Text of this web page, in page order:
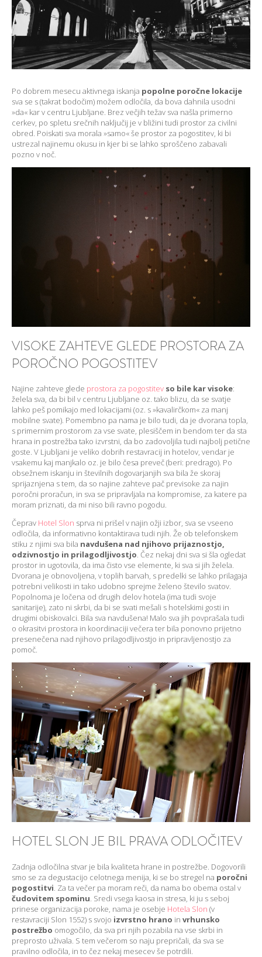
Po dobrem mesecu aktivnega iskanja popolne poročne lokacije
sva se s (takrat bodočim) možem odločila, da bova dahnila usodni
»da« kar v centru Ljubljane. Brez večjih težav sva našla primerno
cerkev, po spletu srečnih naključij je v bližini tudi prostor za civilni
obred. Poiskati sva morala »samo« še prostor za pogostitev, ki bi
ustrezal najinemu okusu in kjer bi se lahko sproščeno zabavali
pozno v noč.
VISOKE ZAHTEVE GLEDE PROSTORA ZA
POROČNO POGOSTITEV
Najine zahteve glede prostora za pogostitev so bile kar visoke:
želela sva, da bi bil v centru Ljubljane oz. tako blizu, da se svatje
lahko peš pomikajo med lokacijami (oz. s »kavalirčkom« za manj
mobilne svate). Pomembno pa nama je bilo tudi, da je dvorana topla,
s primernim prostorom za vse svate, plesiščem in bendom ter da sta
hrana in postrežba tako izvrstni, da bo zadovoljila tudi najbolj petične
goste. V Ljubljani je veliko dobrih restavracij in hotelov, vendar je
vsakemu kaj manjkalo oz. je bilo česa preveč (beri: predrago). Po
obsežnem iskanju in številnih dogovarjanjih sva bila že skoraj
sprijaznjena s tem, da so najine zahteve pač previsoke za najin
poročni proračun, in sva se pripravljala na kompromise, za katere pa
moram priznati, da mi niso bili ravno pogodu.
Čeprav Hotel Slon sprva ni prišel v najin ožji izbor, sva se vseeno
odločila, da informativno kontaktirava tudi njih. Že ob telefonskem
stiku z njimi sva bila navdušena nad njihovo prijaznostjo,
odzivnostjo in prilagodljivostjo. Čez nekaj dni sva si šla ogledat
prostor in ugotovila, da ima čisto vse elemente, ki sva si jih želela.
Dvorana je obnovoljena, v toplih barvah, s predelki se lahko prilagaja
potrebni velikosti in tako udobno sprejme želeno število svatov.
Popolnoma je ločena od drugih delov hotela (ima tudi svoje
sanitarije), zato ni skrbi, da bi se svati mešali s hotelskimi gosti in
drugimi obiskovalci. Bila sva navdušena! Malo sva jih povprašala tudi
o okrasitvi prostora in koordinaciji večera ter bila ponovno prijetno
presenečena nad njihovo prilagodljivostjo in pripravljenostjo za
pomoč.
HOTEL SLON JE BIL PRAVA ODLOČITEV
Zadnja odločilna stvar je bila kvaliteta hrane in postrežbe. Dogovorili
smo se za degustacijo celotnega menija, ki se bo stregel na poročni
pogostitvi. Za ta večer pa moram reči, da nama bo obema ostal v
čudovitem spominu. Sredi vsega kaosa in stresa, ki ju s seboj
prinese organizacija poroke, nama je osebje Hotela Slon (v
restavraciji Slon 1552) s svojo izvrstno hrano in vrhunsko
postrežbo omogočilo, da sva pri njih pozabila na vse skrbi in
preprosto uživala. S tem večerom so naju prepričali, da sva se
pravilno odločila, in to čez nekaj mesecev še potrdili.